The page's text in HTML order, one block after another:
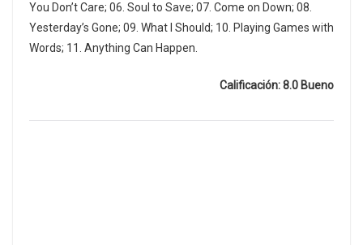
You Don’t Care; 06. Soul to Save; 07. Come on Down; 08.
Yesterday’s Gone; 09. What I Should; 10. Playing Games with
Words; 11. Anything Can Happen.
Calificación: 8.0 Bueno